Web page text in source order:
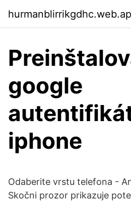
google
iphone
Odaberite vrstu telefona -
Skočni prozor prikazuje